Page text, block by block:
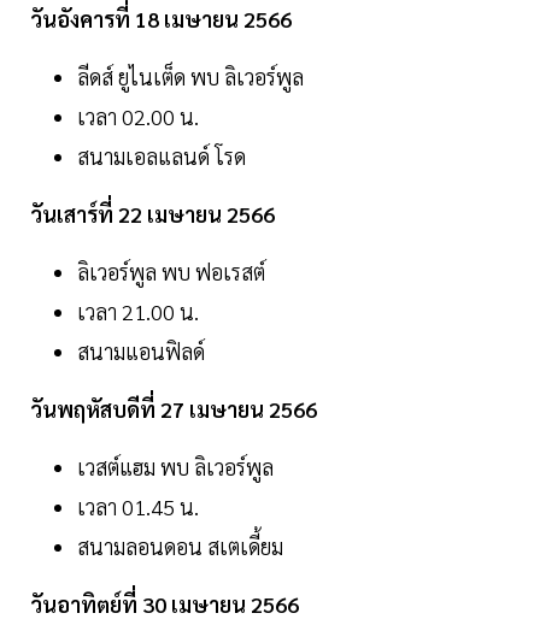
วันอังคารที่ 18 เมษายน 2566
ลีดส์ ยูไนเต็ด พบ ลิเวอร์พูล
เวลา 02.00 น.
สนามเอลแลนด์ โรด
วันเสาร์ที่ 22 เมษายน 2566
ลิเวอร์พูล พบ ฟอเรสต์
เวลา 21.00 น.
สนามแอนฟิลด์
วันพฤหัสบดีที่ 27 เมษายน 2566
เวสต์แฮม พบ ลิเวอร์พูล
เวลา 01.45 น.
สนามลอนดอน สเตเดี้ยม
วันอาทิตย์ที่ 30 เมษายน 2566